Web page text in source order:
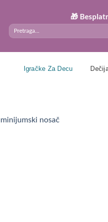
Search
for:
🎁 Besplatna
Igračke Za Decu